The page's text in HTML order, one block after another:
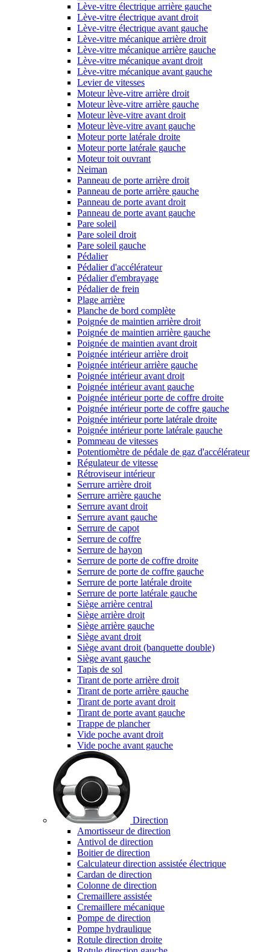
Lève-vitre électrique arrière gauche
Lève-vitre électrique avant droit
Lève-vitre électrique avant gauche
Lève-vitre mécanique arrière droit
Lève-vitre mécanique arrière gauche
Lève-vitre mécanique avant droit
Lève-vitre mécanique avant gauche
Levier de vitesses
Moteur lève-vitre arrière droit
Moteur lève-vitre arrière gauche
Moteur lève-vitre avant droit
Moteur lève-vitre avant gauche
Moteur porte latérale droite
Moteur porte latérale gauche
Moteur toit ouvrant
Neiman
Panneau de porte arrière droit
Panneau de porte arrière gauche
Panneau de porte avant droit
Panneau de porte avant gauche
Pare soleil
Pare soleil droit
Pare soleil gauche
Pédalier
Pédalier d'accélérateur
Pédalier d'embrayage
Pédalier de frein
Plage arrière
Planche de bord complète
Poignée de maintien arrière droit
Poignée de maintien arrière gauche
Poignée de maintien avant droit
Poignée intérieur arrière droit
Poignée intérieur arrière gauche
Poignée intérieur avant droit
Poignée intérieur avant gauche
Poignée intérieur porte de coffre droite
Poignée intérieur porte de coffre gauche
Poignée intérieur porte latérale droite
Poignée intérieur porte latérale gauche
Pommeau de vitesses
Potentiomètre de pédale de gaz d'accélérateur
Régulateur de vitesse
Rétroviseur intérieur
Serrure arrière droit
Serrure arrière gauche
Serrure avant droit
Serrure avant gauche
Serrure de capot
Serrure de coffre
Serrure de hayon
Serrure de porte de coffre droite
Serrure de porte de coffre gauche
Serrure de porte latérale droite
Serrure de porte latérale gauche
Siège arrière central
Siège arrière droit
Siège arrière gauche
Siège avant droit
Siège avant droit (banquette double)
Siège avant gauche
Tapis de sol
Tirant de porte arrière droit
Tirant de porte arrière gauche
Tirant de porte avant droit
Tirant de porte avant gauche
Trappe de plancher
Vide poche avant droit
Vide poche avant gauche
Direction
Amortisseur de direction
Antivol de direction
Boitier de direction
Calculateur direction assistée électrique
Cardan de direction
Colonne de direction
Cremaillere assistée
Cremaillere mécanique
Pompe de direction
Pompe hydraulique
Rotule direction droite